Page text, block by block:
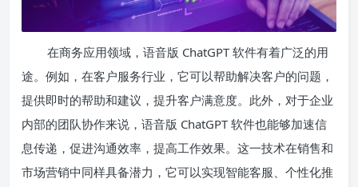
在商务应用领域，语音版 ChatGPT 软件有着广泛的用
途。例如，在客户服务行业，它可以帮助解决客户的问题，
提供即时的帮助和建议，提升客户满意度。此外，对于企业
内部的团队协作来说，语音版 ChatGPT 软件也能够加速信
息传递，促进沟通效率，提高工作效果。这一技术在销售和
市场营销中同样具备潜力，它可以实现智能客服、个性化推